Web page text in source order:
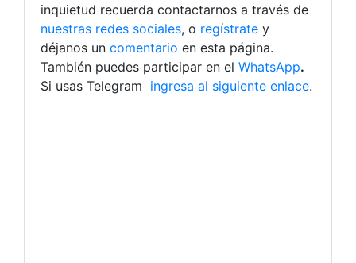
inquietud recuerda contactarnos a través de
nuestras redes sociales, o regístrate y
déjanos un comentario en esta página.
También puedes participar en el WhatsApp.
Si usas Telegram ingresa al siguiente enlace.